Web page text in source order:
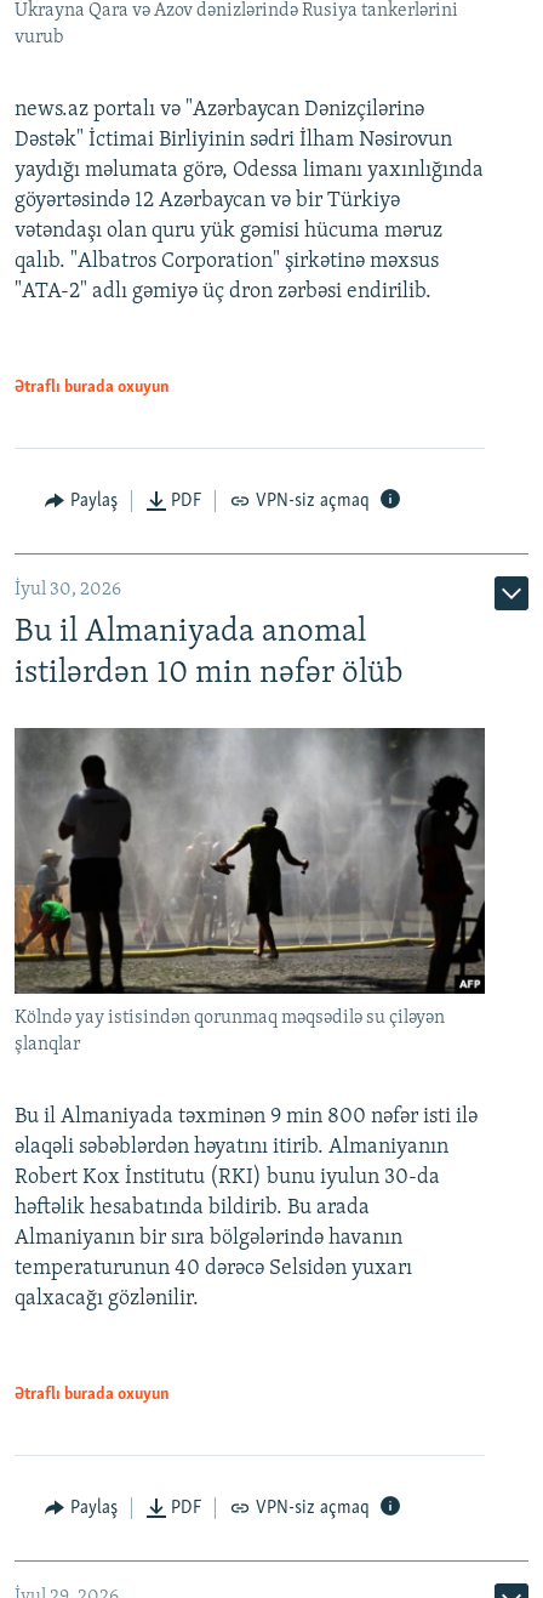
Ukrayna Qara və Azov dənizlərində Rusiya tankerlərini
vurub
news.az portalı və "Azərbaycan Dənizçilərinə
Dəstək" İctimai Birliyinin sədri İlham Nəsirovun
yaydığı məlumata görə, Odessa limanı yaxınlığında
göyərtəsində 12 Azərbaycan və bir Türkiyə
vətəndaşı olan quru yük gəmisi hücuma məruz
qalıb. "Albatros Corporation" şirkətinə məxsus
"ATA-2" adlı gəmiyə üç dron zərbəsi endirilib.
Ətraflı burada oxuyun
Paylaş PDF VPN-siz açmaq
İyul 30, 2026
Bu il Almaniyada anomal
istilərdən 10 min nəfər ölüb
Kölndə yay istisindən qorunmaq məqsədilə su çiləyən
şlanqlar
Bu il Almaniyada təxminən 9 min 800 nəfər isti ilə
əlaqəli səbəblərdən həyatını itirib. Almaniyanın
Robert Kox İnstitutu (RKI) bunu iyulun 30-da
həftəlik hesabatında bildirib. Bu arada
Almaniyanın bir sıra bölgələrində havanın
temperaturunun 40 dərəcə Selsidən yuxarı
qalxacağı gözlənilir.
Ətraflı burada oxuyun
Paylaş PDF VPN-siz açmaq